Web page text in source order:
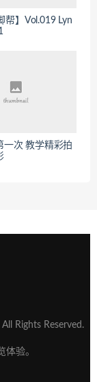
帮】Vol.019 Lyn
一次 教学精彩拍
All Rights Reserved.
体验。